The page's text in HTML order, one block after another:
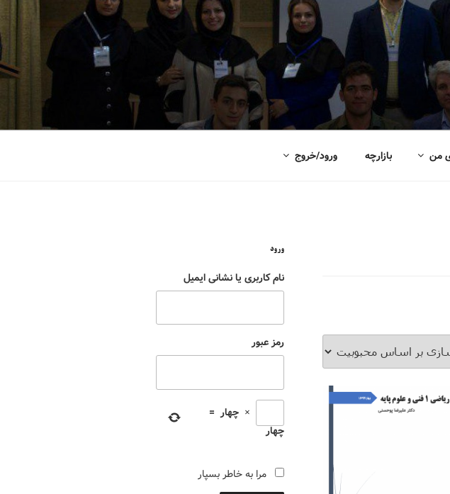
من بازارچه ورود/خروج
ورود
نام کاربری یا نشانی ایمیل
رمز عبور
× چهار =
چهار
مرا به خاطر بسپار